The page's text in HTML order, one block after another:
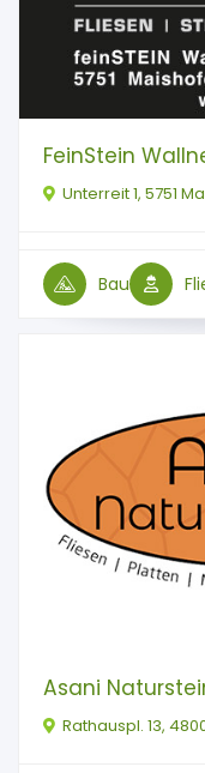
FeinStein
Unterreit 1, 5751
Bau
Asani
Rathauspl. 13,